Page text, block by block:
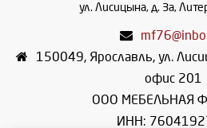
ул. Лисицына, д. 3а,
150049, Ярославль, ул.
офис 201
ООО МЕБЕЛЬНАЯ
ИНН: